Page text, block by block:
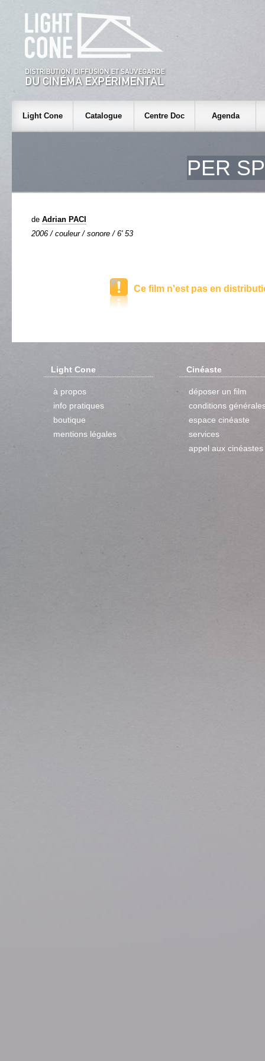
Light Cone Catalogue Centre Doc Agenda
PER
de Adrian PACI
2006 / couleur / sonore / 6' 53
Ce film n'est pas en
Light Cone
à propos
info pratiques
boutique
mentions légales
Cinéaste
déposer un film
conditions
espace cinéaste
services
appel aux cinéastes